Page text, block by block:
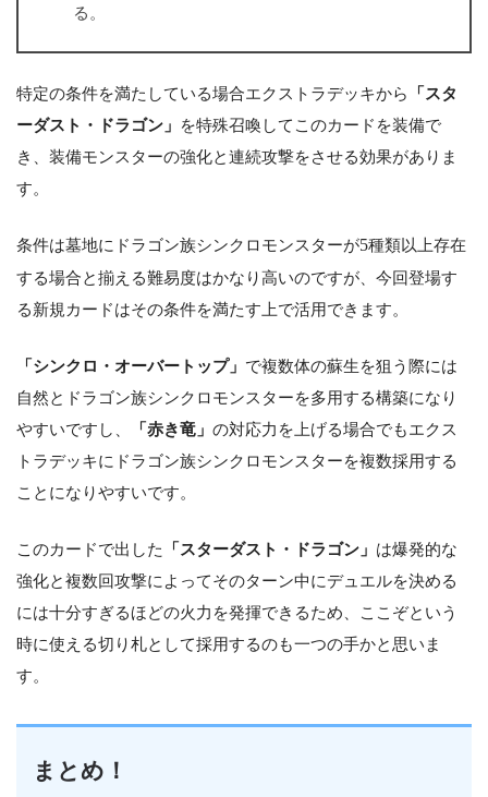
る。
特定の条件を満たしている場合エクストラデッキから
「スタ
ーダスト・ドラゴン」 を特殊召喚してこのカードを装備で
き、装備モンスターの強化と連続攻撃をさせる効果がありま
す。
条件は墓地にドラゴン族シンクロモンスターが5種類以上存在
する場合と揃える難易度はかなり高いのですが、今回登場す
る新規カードはその条件を満たす上で活用できます。
「シンクロ・オーバートップ」 で複数体の蘇生を狙う際には
自然とドラゴン族シンクロモンスターを多用する構築になり
やすいですし、
「赤き竜」 の対応力を上げる場合でもエクス
トラデッキにドラゴン族シンクロモンスターを複数採用する
ことになりやすいです。
このカードで出した 「スターダスト・ドラゴン」 は爆発的な
強化と複数回攻撃によってそのターン中にデュエルを決める
には十分すぎるほどの火力を発揮できるため、ここぞという
時に使える切り札として採用するのも一つの手かと思いま
す。
まとめ！